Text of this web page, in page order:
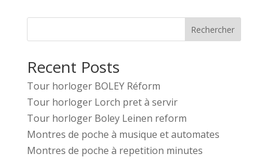
Rechercher
Recent Posts
Tour horloger BOLEY Réform
Tour horloger Lorch pret à servir
Tour horloger Boley Leinen reform
Montres de poche à musique et automates
Montres de poche à repetition minutes